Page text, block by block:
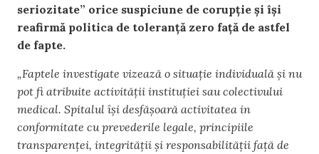
seriozitate” orice suspiciune de corupție și își
reafirmă politica de toleranță zero față de astfel
de fapte.
„Faptele investigate vizează o situație individuală și nu
pot fi atribuite activității instituției sau colectivului
medical. Spitalul își desfășoară activitatea in
conformitate cu prevederile legale, principiile
transparenței, integrității și responsabilității față de